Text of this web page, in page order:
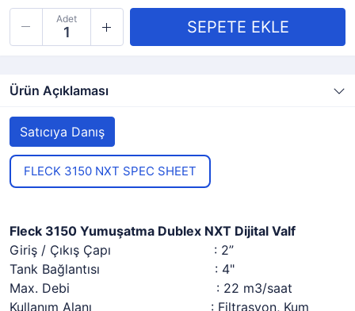
Adet
Ürün Açıklaması
Satıcıya Danış
FLECK 3150 NXT SPEC SHEET
Fleck 3150 Yumuşatma Dublex NXT Dijital Valf
Giriş / Çıkış Çapı : 2”
Tank Bağlantısı : 4"
Max. Debi : 22 m3/saat
Kullanım Alanı : Filtrasyon, Kum